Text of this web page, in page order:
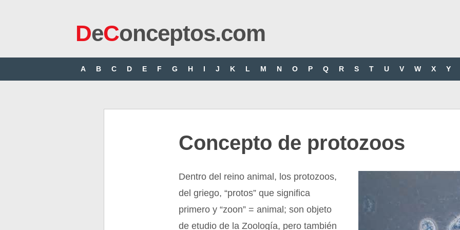
DeConceptos.com
A B C D E F G H I J K L M N O P Q R S T U V W X Y
Concepto de protozoos
Dentro del reino animal, los protozoos,
del griego, “protos” que significa
primero y “zoon” = animal; son objeto
de etudio de la Zoología, pero también